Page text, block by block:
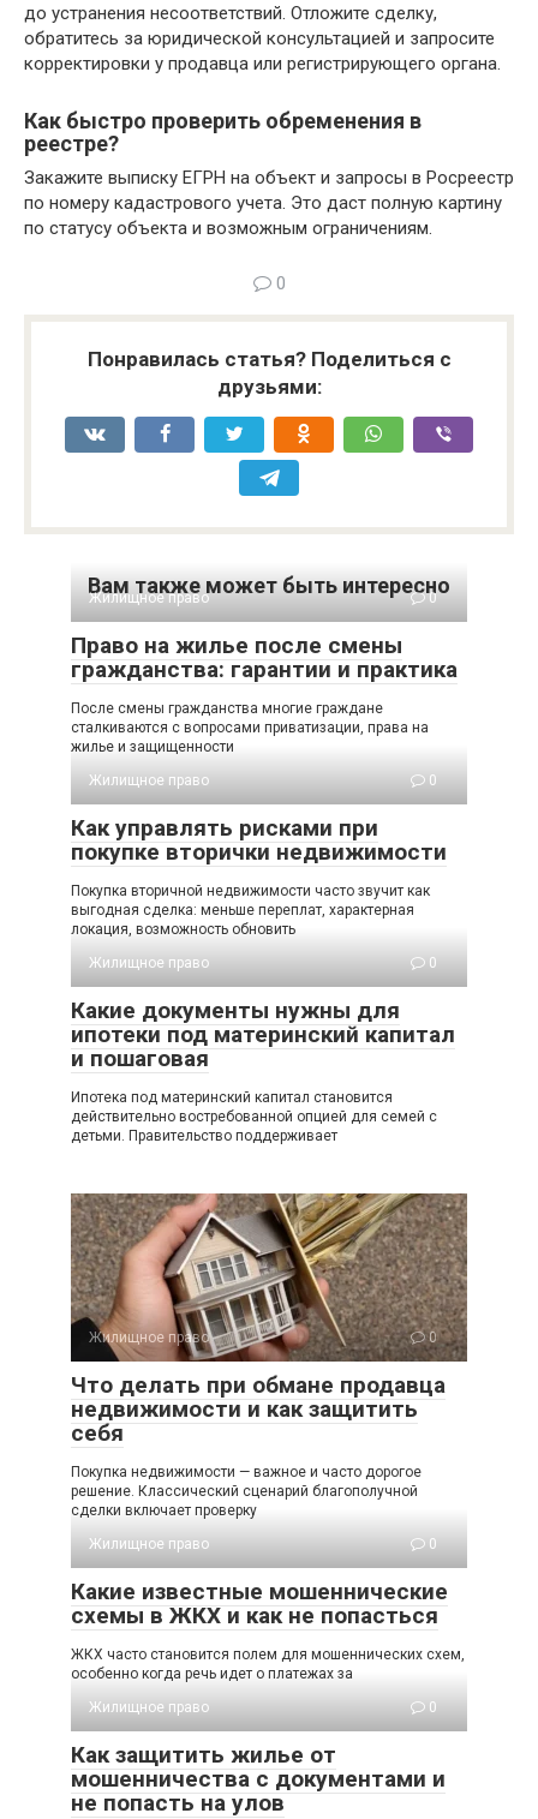
до устранения несоответствий. Отложите сделку,
обратитесь за юридической консультацией и запросите
корректировки у продавца или регистрирующего органа.
Как быстро проверить обременения в
реестре?
Закажите выписку ЕГРН на объект и запросы в Росреестр
по номеру кадастрового учета. Это даст полную картину
по статусу объекта и возможным ограничениям.
0
Понравилась статья? Поделиться с
друзьями:
Вам также может быть интересно
Жилищное право 0
Право на жилье после смены
гражданства: гарантии и практика
После смены гражданства многие граждане
сталкиваются с вопросами приватизации, права на
жилье и защищенности
Жилищное право
0
Как управлять рисками при
покупке вторички недвижимости
Покупка вторичной недвижимости часто звучит как
выгодная сделка: меньше переплат, характерная
локация, возможность обновить
Жилищное право
0
Какие документы нужны для
ипотеки под материнский капитал
и пошаговая
Ипотека под материнский капитал становится
действительно востребованной опцией для семей с
детьми. Правительство поддерживает
Жилищное право 0
Что делать при обмане продавца
недвижимости и как защитить
себя
Покупка недвижимости — важное и часто дорогое
решение. Классический сценарий благополучной
сделки включает проверку
Жилищное право
0
Какие известные мошеннические
схемы в ЖКХ и как не попасться
ЖКХ часто становится полем для мошеннических схем,
особенно когда речь идет о платежах за
Жилищное право
0
Как защитить жилье от
мошенничества с документами и
не попасть на улов